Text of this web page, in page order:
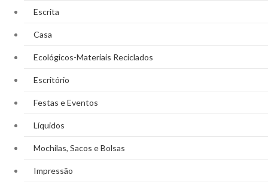
Escrita
Casa
Ecológicos-Materiais Reciclados
Escritório
Festas e Eventos
Líquidos
Mochilas, Sacos e Bolsas
Impressão